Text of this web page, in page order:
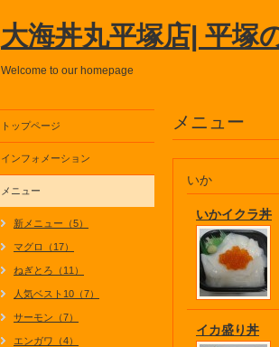
大海丼丸平塚店| 平塚
Welcome to our homepage
メニュー
いか
いかイクラ丼
イカ盛り丼
トップページ
インフォメーション
メニュー
新メニュー（5）
マグロ（17）
ねぎとろ（11）
人気ベスト10（7）
サーモン（7）
エンガワ（4）